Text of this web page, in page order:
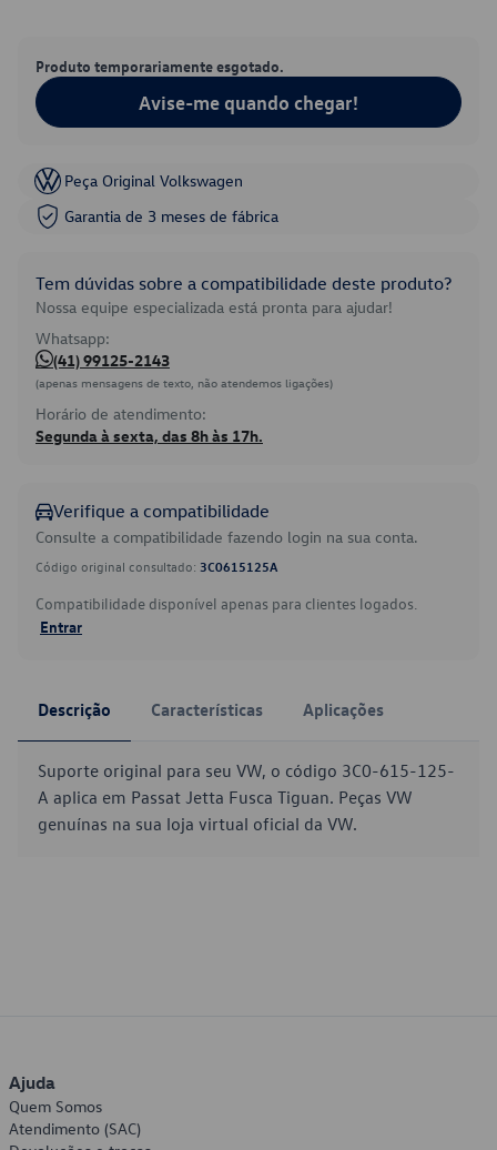
Produto temporariamente esgotado.
Avise-me quando chegar!
Peça Original Volkswagen
Garantia de 3 meses de fábrica
Tem dúvidas sobre a compatibilidade deste produto?
Nossa equipe especializada está pronta para ajudar!
Whatsapp:
(41) 99125-2143
(apenas mensagens de texto, não atendemos ligações)
Horário de atendimento:
Segunda à sexta, das 8h às 17h.
Verifique a compatibilidade
Consulte a compatibilidade fazendo login na sua conta.
Código original consultado: 3C0615125A
Compatibilidade disponível apenas para clientes logados.
Entrar
Descrição Características Aplicações
Suporte original para seu VW, o código 3C0-615-125-
A aplica em Passat Jetta Fusca Tiguan. Peças VW
genuínas na sua loja virtual oficial da VW.
Ajuda
Quem Somos
Atendimento (SAC)